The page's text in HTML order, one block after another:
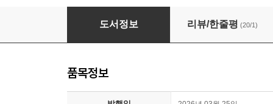
사랑을 담아, 제인 오스틴
도서정보 리뷰/한줄평 (20/1)
품목정보